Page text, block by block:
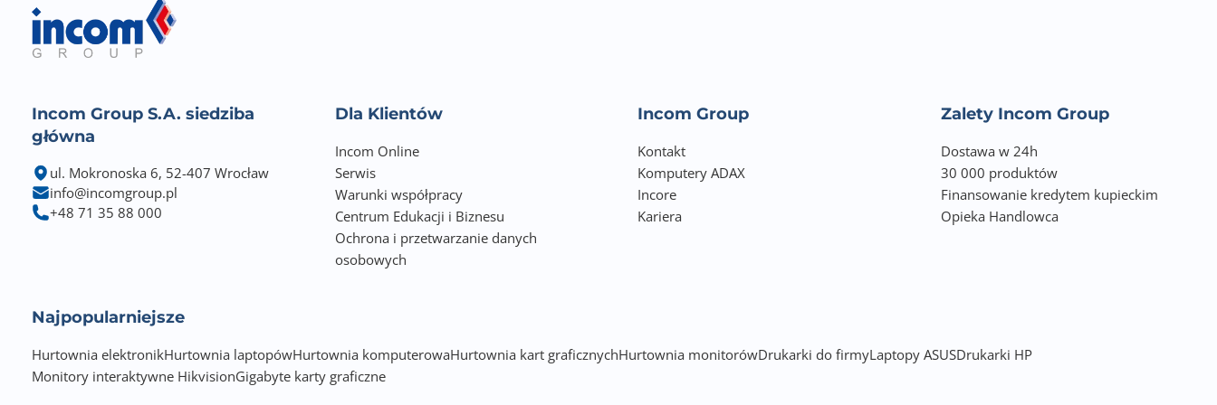
Głębokość cięcia w drewnie: do 100 mm
Głębokość cięcia w stali miękkiej: do 10 mm
Głębokość cięcia w aluminium: do 20 mm
W zestawie: klucz imbusowy, 1 brzeszczot, prowadnica równoległa
adapter do zewnętrznego urządzenia odsysającego
Incom Group S.A. siedziba
główna
ul. Mokronoska 6, 52-407 Wrocław
info@incomgroup.pl
+48 71 35 88 000
Dla Klientów
Incom Online
Serwis
Warunki współpracy
Centrum Edukacji i Biznesu
Ochrona i przetwarzanie danych
osobowych
Incom Group
Kontakt
Komputery ADAX
Incore
Kariera
Zalety Incom Group
Dostawa w 24h
30 000 produktów
Finansowanie kredytem kupieckim
Opieka Handlowca
Najpopularniejsze
Hurtownia elektronikHurtownia laptopówHurtownia komputerowaHurtownia kart graficznychHurtownia monitorówDrukarki do firmyLaptopy ASUSDrukarki HP
Monitory interaktywne HikvisionGigabyte karty graficzne